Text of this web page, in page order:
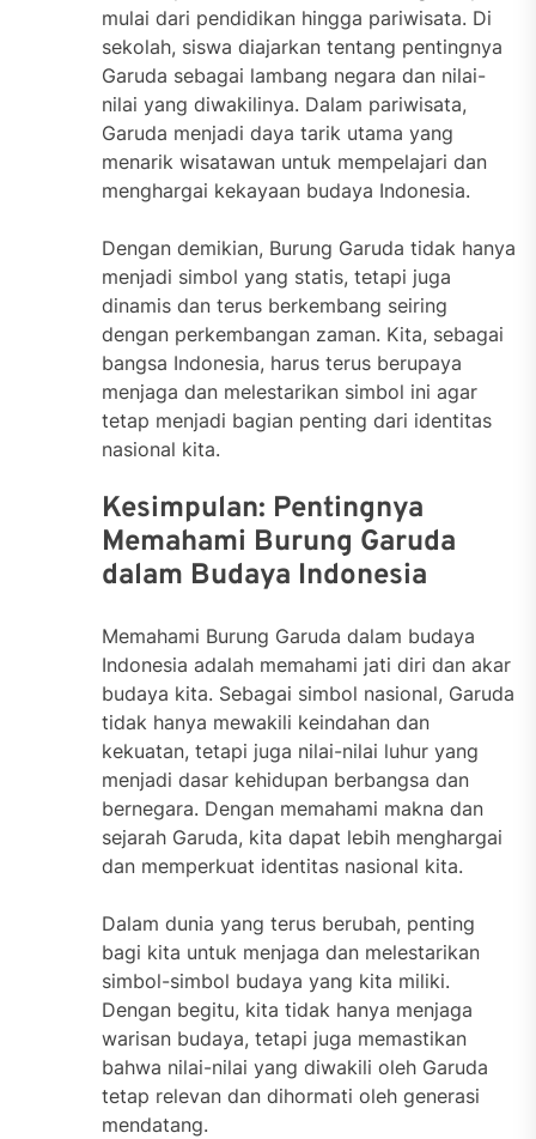
mulai dari pendidikan hingga pariwisata. Di
sekolah, siswa diajarkan tentang pentingnya
Garuda sebagai lambang negara dan nilai-
nilai yang diwakilinya. Dalam pariwisata,
Garuda menjadi daya tarik utama yang
menarik wisatawan untuk mempelajari dan
menghargai kekayaan budaya Indonesia.
Dengan demikian, Burung Garuda tidak hanya
menjadi simbol yang statis, tetapi juga
dinamis dan terus berkembang seiring
dengan perkembangan zaman. Kita, sebagai
bangsa Indonesia, harus terus berupaya
menjaga dan melestarikan simbol ini agar
tetap menjadi bagian penting dari identitas
nasional kita.
Kesimpulan: Pentingnya
Memahami Burung Garuda
dalam Budaya Indonesia
Memahami Burung Garuda dalam budaya
Indonesia adalah memahami jati diri dan akar
budaya kita. Sebagai simbol nasional, Garuda
tidak hanya mewakili keindahan dan
kekuatan, tetapi juga nilai-nilai luhur yang
menjadi dasar kehidupan berbangsa dan
bernegara. Dengan memahami makna dan
sejarah Garuda, kita dapat lebih menghargai
dan memperkuat identitas nasional kita.
Dalam dunia yang terus berubah, penting
bagi kita untuk menjaga dan melestarikan
simbol-simbol budaya yang kita miliki.
Dengan begitu, kita tidak hanya menjaga
warisan budaya, tetapi juga memastikan
bahwa nilai-nilai yang diwakili oleh Garuda
tetap relevan dan dihormati oleh generasi
mendatang.